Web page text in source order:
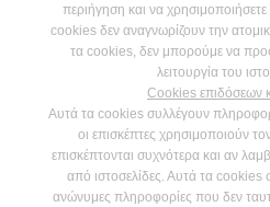
περιήγηση και να χρησιμοποιήσετε
cookies δεν αναγνωρίζουν την
τα cookies, δεν μπορούμε να
λειτουργία του
Cookies επιδόσεων
Αυτά τα cookies συλλέγουν
οι επισκέπτες χρησιμοποιούν
επισκέπτονται συχνότερα και αν
από ιστοσελίδες. Αυτά τα cookies
ανώνυμες πληροφορίες που δεν